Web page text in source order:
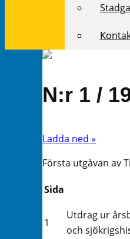
N:r 1 /
Ladda ned »
Första utgåvan av
Sida
1
Utdrag ur
och